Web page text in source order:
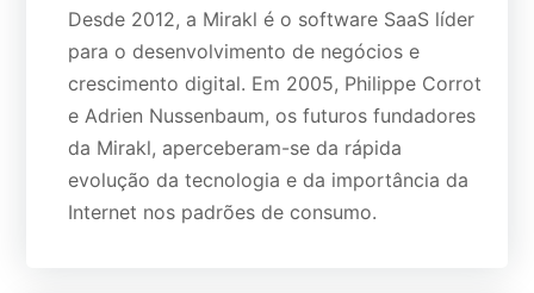
Desde 2012, a Mirakl é o software SaaS líder
para o desenvolvimento de negócios e
crescimento digital. Em 2005, Philippe Corrot
e Adrien Nussenbaum, os futuros fundadores
da Mirakl, aperceberam-se da rápida
evolução da tecnologia e da importância da
Internet nos padrões de consumo.